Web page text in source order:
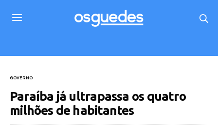
GOVERNO
Paraíba já ultrapassa os quatro
milhões de habitantes